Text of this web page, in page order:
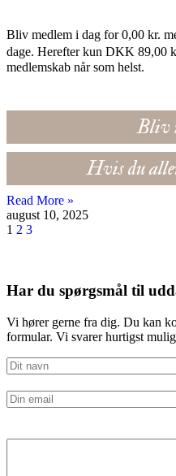
Bliv medlem i dag for 0,00 kr.
dage. Herefter kun DKK 89,00
medlemskab når som helst.
Bliv
Hvis du
Read More »
august 10, 2025
1 2 3
Har du spørgsmål til
Vi hører gerne fra dig. Du kan
formular. Vi svarer hurtigst